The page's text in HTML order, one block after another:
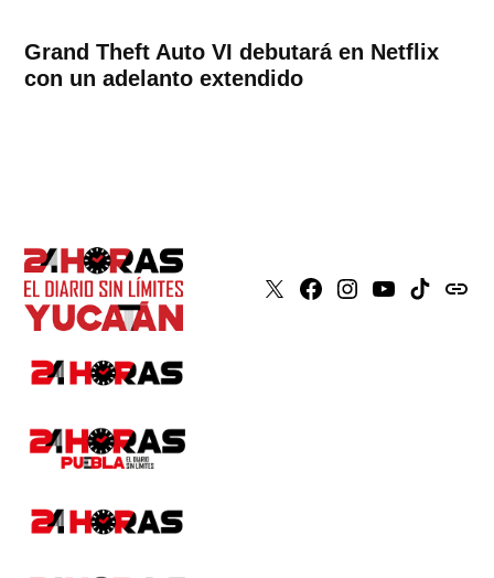
Grand Theft Auto VI debutará en Netflix
con un adelanto extendido
X Faceboook
Instagram
YoutubeTiktokissuu